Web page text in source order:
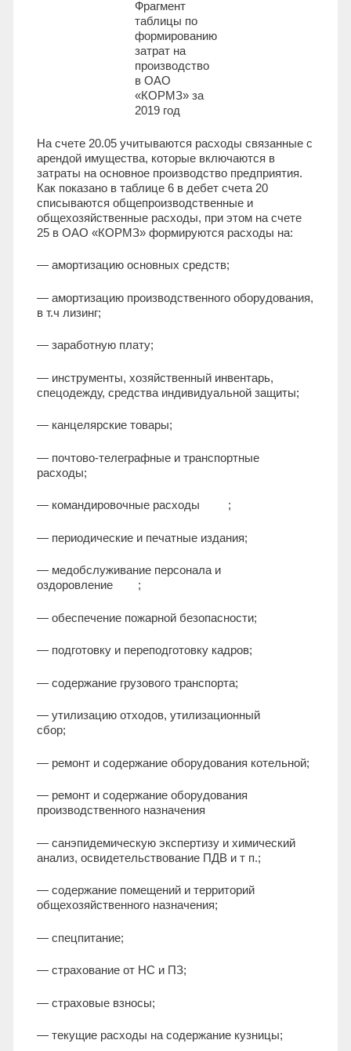
Фрагмент
таблицы по
формированию
затрат на
производство
в ОАО
«КОРМЗ» за
2019 год
На счете 20.05 учитываются расходы связанные с
арендой имущества, которые включаются в
затраты на основное производство предприятия.
Как показано в таблице 6 в дебет счета 20
списываются общепроизводственные и
общехозяйственные расходы, при этом на счете
25 в ОАО «КОРМЗ» формируются расходы на:
— амортизацию основных средств;
— амортизацию производственного оборудования,
в т.ч лизинг;
— заработную плату;
— инструменты, хозяйственный инвентарь,
спецодежду, средства индивидуальной защиты;
— канцелярские товары;
— почтово-телеграфные и транспортные
расходы;
— командировочные расходы ;
— периодические и печатные издания;
— медобслуживание персонала и
оздоровление ;
— обеспечение пожарной безопасности;
— подготовку и переподготовку кадров;
— содержание грузового транспорта;
— утилизацию отходов, утилизационный
сбор;
— ремонт и содержание оборудования котельной;
— ремонт и содержание оборудования
производственного назначения
— санэпидемическую экспертизу и химический
анализ, освидетельствование ПДВ и т п.;
— содержание помещений и территорий
общехозяйственного назначения;
— спецпитание;
— страхование от НС и ПЗ;
— страховые взносы;
— текущие расходы на содержание кузницы;